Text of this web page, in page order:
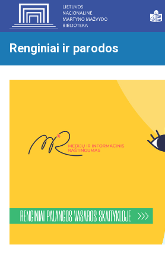
Renginiai ir parodos